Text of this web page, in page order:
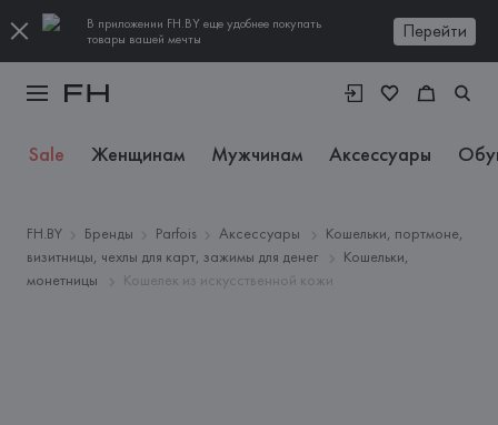
В приложении FH.BY еще удобнее покупать
товары вашей мечты
Перейти
Sale Женщинам Мужчинам Аксессуары
FH.BY Бренды Parfois Аксессуары
Кошельки, портмоне,
визитницы, чехлы для карт, зажимы для денег
Кошельки,
монетницы
Кошелек из искусственной кожи